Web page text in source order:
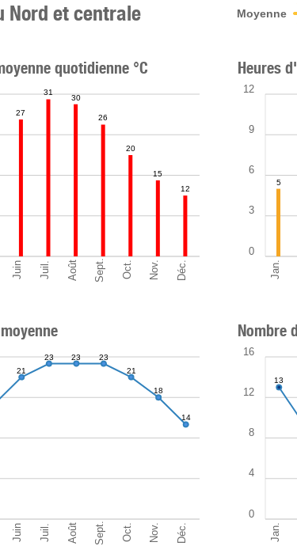
Nord et centrale Moyenne
Juin Juil. Août Sept. Oct. Nov. Déc.
quotidienne °C
27
31
30
26
20
15
12
Jan.
0
3
6
9
12
Heures
5
Juin Juil. Août Sept. Oct. Nov. Déc.
21
23 23 23
21
18
14
Jan.
0
4
8
12
16
Nombre
13